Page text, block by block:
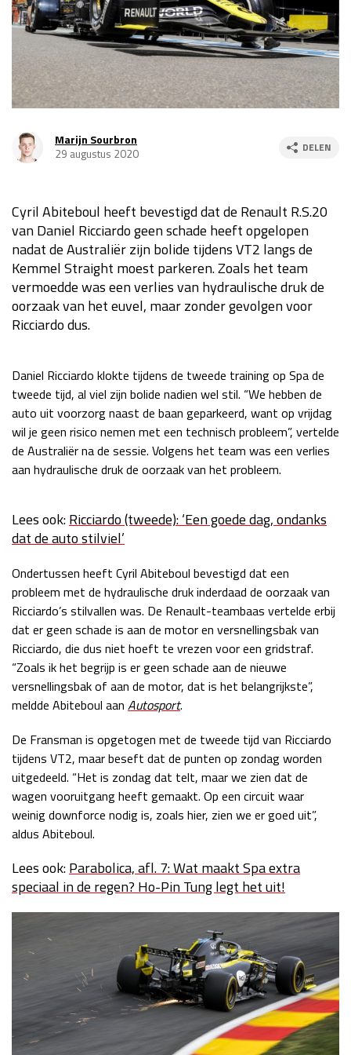
Race
za 13:00 - 15:00
GP VERENIGDE STATEN 2026 23 - 25 okt
Kwalificatie
za 23:00 - 00:00
GP MEXICO 2026 30 okt - 01 nov
Race
zo 21:00 - 23:00
GP SÃO PAULO 2026
Kwalificatie
za 19:00 - 20:00
Race
zo 18:00 - 20:00
LAS VEGAS GRAND PRIX 2026
Kwalificatie
za 05:00 - 06:00
Race
zo 05:00 - 07:00
GP QATAR 2026 27 - 29 nov
Kwalificatie
za 19:00 - 20:00
zo 17:00 - 19:00
GP ABU DHABI 2026 04 - 06 dec
Kwalificatie
za 15:00 - 16:00
Marijn Sourbron
29 augustus 2020
DELEN
Cyril Abiteboul heeft bevestigd dat de Renault R.S.20
van Daniel Ricciardo geen schade heeft opgelopen
nadat de Australiër zijn bolide tijdens VT2 langs de
Kemmel Straight moest parkeren. Zoals het team
vermoedde was een verlies van hydraulische druk de
oorzaak van het euvel, maar zonder gevolgen voor
Ricciardo dus.
Daniel Ricciardo klokte tijdens de tweede training op Spa de
tweede tijd, al viel zijn bolide nadien wel stil. “We hebben de
auto uit voorzorg naast de baan geparkeerd, want op vrijdag
wil je geen risico nemen met een technisch probleem”, vertelde
de Australiër na de sessie. Volgens het team was een verlies
aan hydraulische druk de oorzaak van het probleem.
Lees ook:Ricciardo (tweede): ‘Een goede dag, ondanks
dat de auto stilviel’
Ondertussen heeft Cyril Abiteboul bevestigd dat een
probleem met de hydraulische druk inderdaad de oorzaak van
Ricciardo’s stilvallen was. De Renault-teambaas vertelde erbij
dat er geen schade is aan de motor en versnellingsbak van
Ricciardo, die dus niet hoeft te vrezen voor een gridstraf.
“Zoals ik het begrijp is er geen schade aan de nieuwe
versnellingsbak of aan de motor, dat is het belangrijkste”,
meldde Abiteboul aan Autosport.
De Fransman is opgetogen met de tweede tijd van Ricciardo
tijdens VT2, maar beseft dat de punten op zondag worden
uitgedeeld. “Het is zondag dat telt, maar we zien dat de
wagen vooruitgang heeft gemaakt. Op een circuit waar
weinig downforce nodig is, zoals hier, zien we er goed uit”,
aldus Abiteboul.
Lees ook:Parabolica, afl. 7: Wat maakt Spa extra
speciaal in de regen? Ho-Pin Tung legt het uit!